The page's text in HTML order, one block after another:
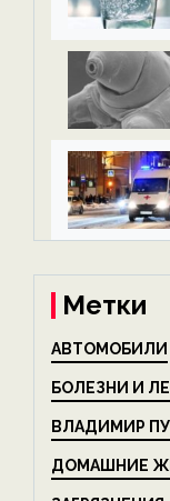
Метки
АВТОМОБИЛИ
БОЛЕЗНИ И
ВЛАДИМИР
ДОМАШНИЕ